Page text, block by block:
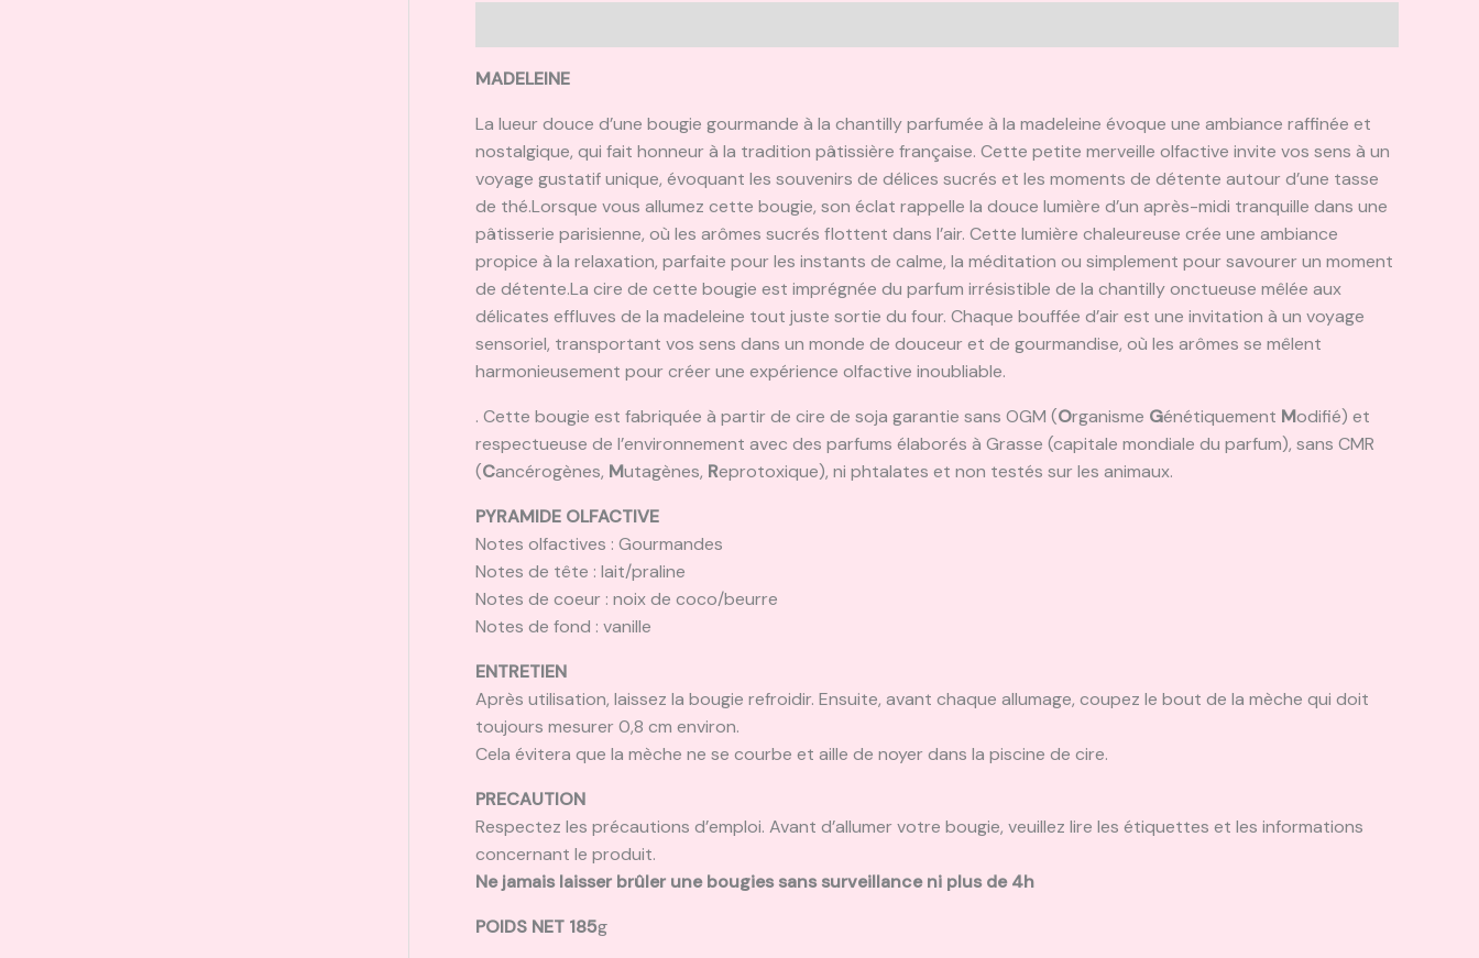
MADELEINE
La lueur douce d’une bougie gourmande à la chantilly parfumée à la madeleine évoque une ambiance raffinée et
nostalgique, qui fait honneur à la tradition pâtissière française. Cette petite merveille olfactive invite vos sens à un
voyage gustatif unique, évoquant les souvenirs de délices sucrés et les moments de détente autour d’une tasse
de thé.Lorsque vous allumez cette bougie, son éclat rappelle la douce lumière d’un après-midi tranquille dans une
pâtisserie parisienne, où les arômes sucrés flottent dans l’air. Cette lumière chaleureuse crée une ambiance
propice à la relaxation, parfaite pour les instants de calme, la méditation ou simplement pour savourer un moment
de détente.La cire de cette bougie est imprégnée du parfum irrésistible de la chantilly onctueuse mêlée aux
délicates effluves de la madeleine tout juste sortie du four. Chaque bouffée d’air est une invitation à un voyage
sensoriel, transportant vos sens dans un monde de douceur et de gourmandise, où les arômes se mêlent
harmonieusement pour créer une expérience olfactive inoubliable.
. Cette bougie est fabriquée à partir de cire de soja garantie sans OGM (Organisme Génétiquement Modifié) et
respectueuse de l’environnement avec des parfums élaborés à Grasse (capitale mondiale du parfum), sans CMR
(Cancérogènes, Mutagènes, Reprotoxique), ni phtalates et non testés sur les animaux.
PYRAMIDE OLFACTIVE
Notes olfactives : Gourmandes
Notes de tête : lait/praline
Notes de coeur : noix de coco/beurre
Notes de fond : vanille
ENTRETIEN
Après utilisation, laissez la bougie refroidir. Ensuite, avant chaque allumage, coupez le bout de la mèche qui doit
toujours mesurer 0,8 cm environ.
Cela évitera que la mèche ne se courbe et aille de noyer dans la piscine de cire.
PRECAUTION
Respectez les précautions d’emploi. Avant d’allumer votre bougie, veuillez lire les étiquettes et les informations
concernant le produit.
Ne jamais laisser brûler une bougies sans surveillance ni plus de 4h
POIDS NET 185g